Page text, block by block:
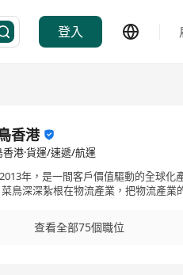
登入
香港
香港·貨運/速遞/航運
年，是一間客戶價值驅動的全球化
鳥深深紮根在物流產業，把物流產業
量、普惠服務和開放共贏。以科技創新為
社區服務、全球物流、智慧供應鏈等領域
查看全部75個職位